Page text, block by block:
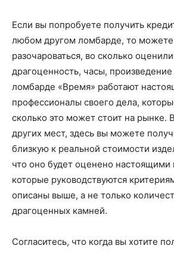
Если вы попробуете получить
любом другом ломбарде, то можете
разочароваться, во сколько
драгоценность, часы, произведение
ломбарде «Время» работают
профессионалы своего дела,
сколько это может стоит на рынке.
других мест, здесь вы можете
близкую к реальной стоимости
что оно будет оценено
которые руководствуются
описаны выше, а не только
драгоценных камней.
Согласитесь, что когда вы хотите